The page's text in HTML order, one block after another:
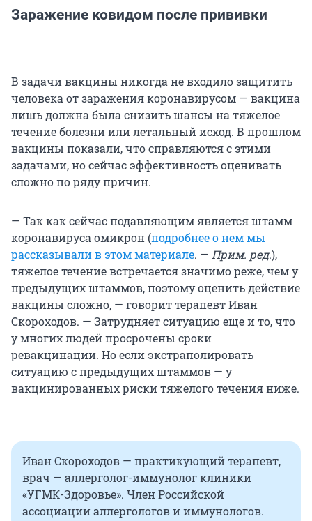
Заражение ковидом после прививки
В задачи вакцины никогда не входило защитить
человека от заражения коронавирусом — вакцина
лишь должна была снизить шансы на тяжелое
течение болезни или летальный исход. В прошлом
вакцины показали, что справляются с этими
задачами, но сейчас эффективность оценивать
сложно по ряду причин.
— Так как сейчас подавляющим является штамм
коронавируса омикрон (подробнее о нем мы
рассказывали в этом материале. — Прим. ред.),
тяжелое течение встречается значимо реже, чем у
предыдущих штаммов, поэтому оценить действие
вакцины сложно, — говорит терапевт Иван
Скороходов. — Затрудняет ситуацию еще и то, что
у многих людей просрочены сроки
ревакцинации. Но если экстраполировать
ситуацию с предыдущих штаммов — у
вакцинированных риски тяжелого течения ниже.
Иван Скороходов — практикующий терапевт,
врач — аллерголог-иммунолог клиники
«УГМК-Здоровье». Член Российской
ассоциации аллергологов и иммунологов.